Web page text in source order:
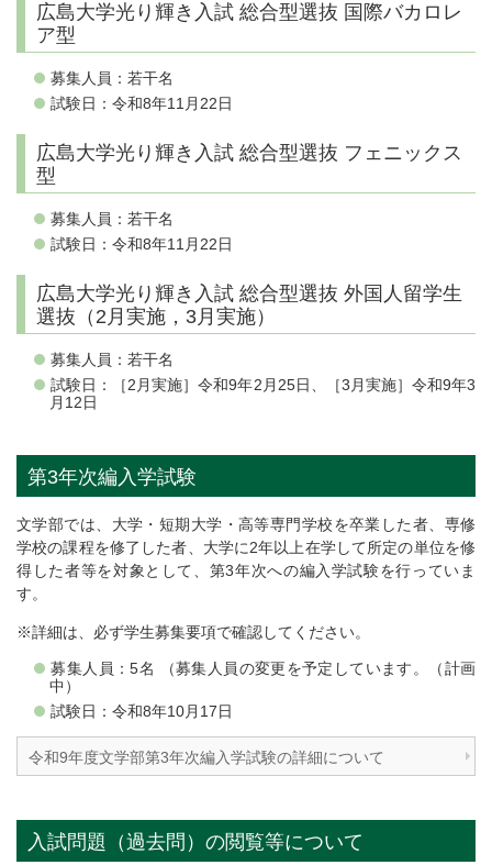
広島大学光り輝き入試 総合型選抜 国際バカロレ
ア型
募集人員：若干名
試験日：令和8年11月22日
広島大学光り輝き入試 総合型選抜 フェニックス
型
募集人員：若干名
試験日：令和8年11月22日
広島大学光り輝き入試 総合型選抜 外国人留学生
選抜（2月実施，3月実施）
募集人員：若干名
試験日：［2月実施］令和9年2月25日、［3月実施］令和9年3
月12日
第3年次編入学試験
文学部では、大学・短期大学・高等専門学校を卒業した者、専修
学校の課程を修了した者、大学に2年以上在学して所定の単位を修
得した者等を対象として、第3年次への編入学試験を行っていま
す。
※詳細は、必ず学生募集要項で確認してください。
募集人員：5名 （募集人員の変更を予定しています。（計画
中）
試験日：令和8年10月17日
令和9年度文学部第3年次編入学試験の詳細について
入試問題（過去問）の閲覧等について